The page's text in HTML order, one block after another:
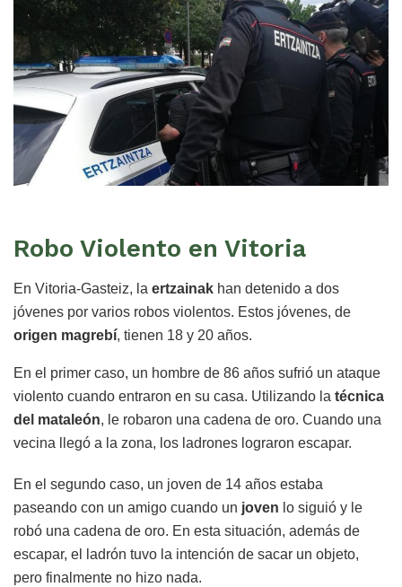
Robo Violento en Vitoria
En Vitoria-Gasteiz, la ertzainak han detenido a dos
jóvenes por varios robos violentos. Estos jóvenes, de
origen magrebí, tienen 18 y 20 años.
En el primer caso, un hombre de 86 años sufrió un ataque
violento cuando entraron en su casa. Utilizando la técnica
del mataleón, le robaron una cadena de oro. Cuando una
vecina llegó a la zona, los ladrones lograron escapar.
En el segundo caso, un joven de 14 años estaba
paseando con un amigo cuando un joven lo siguió y le
robó una cadena de oro. En esta situación, además de
escapar, el ladrón tuvo la intención de sacar un objeto,
pero finalmente no hizo nada.